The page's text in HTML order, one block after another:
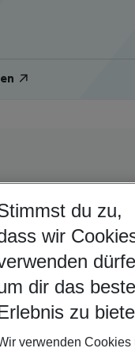
du zu,
wir
dir das beste
zu
verwenden Cookies